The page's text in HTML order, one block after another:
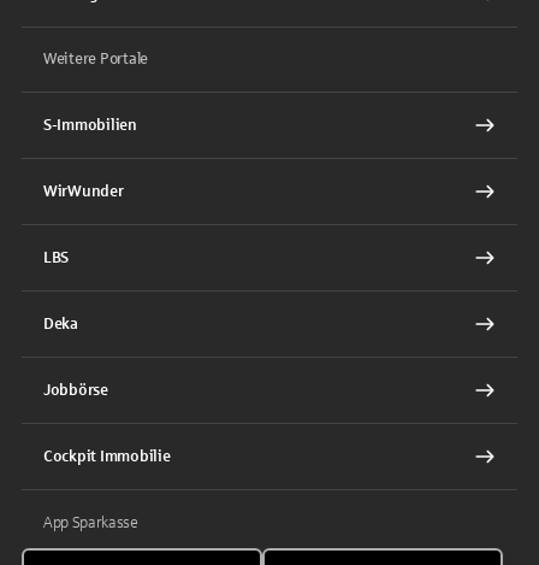
Weitere Portale
S-Immobilien
WirWunder
LBS
Deka
Jobbörse
Cockpit Immobilie
App Sparkasse